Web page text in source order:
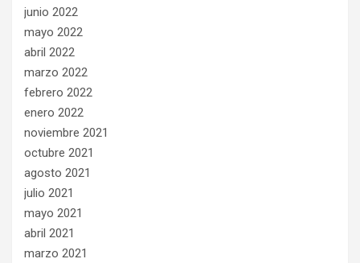
junio 2022
mayo 2022
abril 2022
marzo 2022
febrero 2022
enero 2022
noviembre 2021
octubre 2021
agosto 2021
julio 2021
mayo 2021
abril 2021
marzo 2021